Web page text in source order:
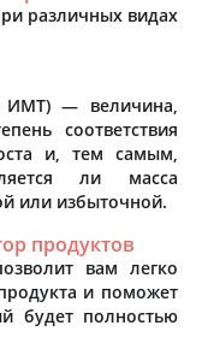
различных видах
ИМТ) — величина,
соответствия
и, тем самым,
ли масса
или избыточной.
продуктов
вам легко
и поможет
будет полностью